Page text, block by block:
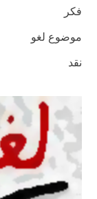
فكر
موضوع لغو
نقد